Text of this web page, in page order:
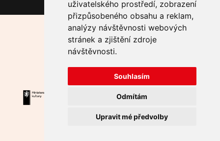
uživatelského prostředí, zobrazení
přizpůsobeného obsahu a reklam,
analýzy návštěvnosti webových
stránek a zjištění zdroje
návštěvnosti.
Souhlasím
Odmítám
Upravit mé předvolby
Hlavní mediální partner:
Za podpory HMP částkou 1 800 000 Kč.
Partneři: